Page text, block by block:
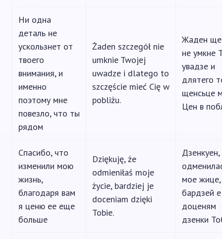
Ни одна
деталь не
ускользнет от
твоего
внимания, и
именно
поэтому мне
повезло, что ты
рядом
Żaden szczegół nie
umknie Twojej
uwadze i dlatego to
szczęście mieć Cię w
pobliżu.
Жаден
не умкне
увадзе и
длятего
щенсьце
Цен в
Спасибо, что
изменили мою
жизнь,
благодаря вам
я ценю ее еще
больше
Dziękuję, że
odmieniłaś moje
życie, bardziej je
doceniam dzięki
Tobie.
мое жице,
бардзей е
доценям
дзенки